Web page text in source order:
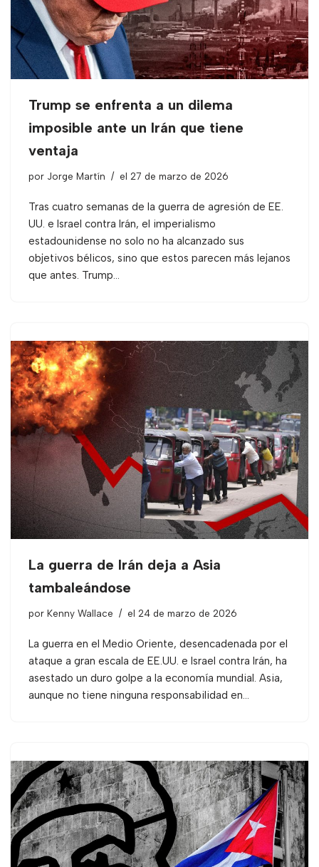
Trump se enfrenta a un dilema
imposible ante un Irán que tiene
ventaja
por Jorge Martín el 27 de marzo de 2026
Tras cuatro semanas de la guerra de agresión de EE.
UU. e Israel contra Irán, el imperialismo
estadounidense no solo no ha alcanzado sus
objetivos bélicos, sino que estos parecen más lejanos
que antes. Trump…
La guerra de Irán deja a Asia
tambaleándose
por Kenny Wallace el 24 de marzo de 2026
La guerra en el Medio Oriente, desencadenada por el
ataque a gran escala de EE.UU. e Israel contra Irán, ha
asestado un duro golpe a la economía mundial. Asia,
aunque no tiene ninguna responsabilidad en…